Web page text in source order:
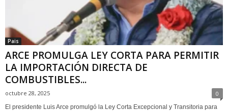
Pais
ARCE PROMULGA LEY CORTA PARA PERMITIR
LA IMPORTACIÓN DIRECTA DE
COMBUSTIBLES...
octubre 28, 2025 0
El presidente Luis Arce promulgó la Ley Corta Excepcional y Transitoria para